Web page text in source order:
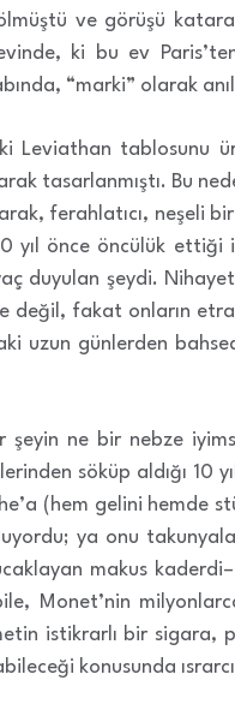
ve görüşü
ki bu ev
“marki” olarak
Leviathan tablosunu
tasarlanmıştı. Bu
ferahlatıcı, neşeli
önce öncülük ettiği
duyulan şeydi.
değil, fakat onların
uzun günlerden
şeyin ne bir nebze
söküp aldığı 10
(hem gelini hemde
ya onu
makus
Monet’nin
istikrarlı bir sigara,
konusunda